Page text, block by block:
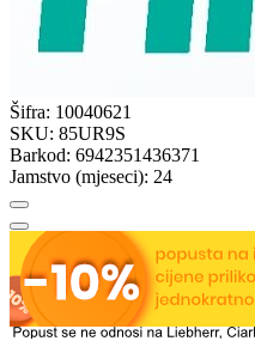
Šifra: 10040621
SKU: 85UR9S
Barkod: 6942351436371
Jamstvo (mjeseci): 24